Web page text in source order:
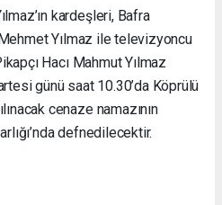
kardeşleri, Bafra
Yılmaz ile televizyoncu
Hacı Mahmut Yılmaz
günü saat 10.30’da Köprülü
cenaze namazının
defnedilecektir.